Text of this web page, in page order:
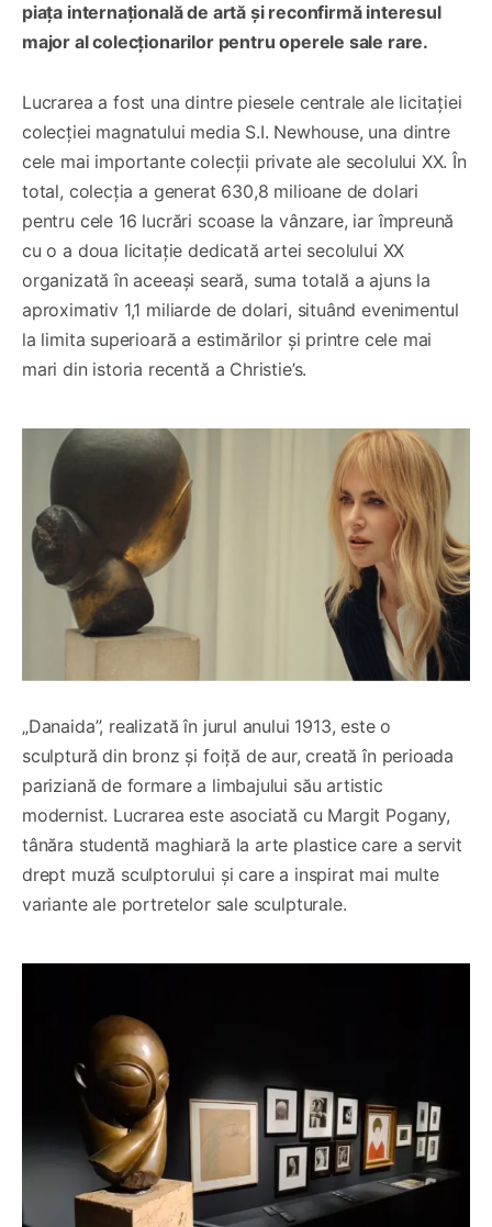
piața internațională de artă și reconfirmă interesul
major al colecționarilor pentru operele sale rare.
Lucrarea a fost una dintre piesele centrale ale licitației
colecției magnatului media S.I. Newhouse, una dintre
cele mai importante colecții private ale secolului XX. În
total, colecția a generat 630,8 milioane de dolari
pentru cele 16 lucrări scoase la vânzare, iar împreună
cu o a doua licitație dedicată artei secolului XX
organizată în aceeași seară, suma totală a ajuns la
aproximativ 1,1 miliarde de dolari, situând evenimentul
la limita superioară a estimărilor și printre cele mai
mari din istoria recentă a Christie’s.
„Danaida”, realizată în jurul anului 1913, este o
sculptură din bronz și foiță de aur, creată în perioada
pariziană de formare a limbajului său artistic
modernist. Lucrarea este asociată cu Margit Pogany,
tânăra studentă maghiară la arte plastice care a servit
drept muză sculptorului și care a inspirat mai multe
variante ale portretelor sale sculpturale.